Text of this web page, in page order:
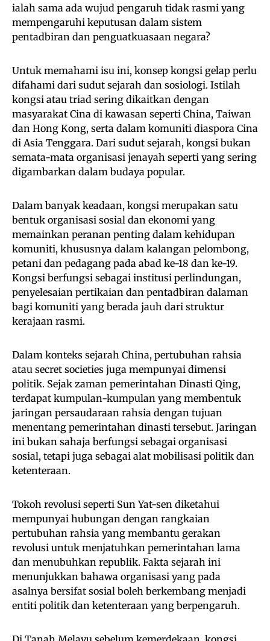
ialah sama ada wujud pengaruh tidak rasmi yang
mempengaruhi keputusan dalam sistem
pentadbiran dan penguatkuasaan negara?
Untuk memahami isu ini, konsep kongsi gelap perlu
difahami dari sudut sejarah dan sosiologi. Istilah
kongsi atau triad sering dikaitkan dengan
masyarakat Cina di kawasan seperti China, Taiwan
dan Hong Kong, serta dalam komuniti diaspora Cina
di Asia Tenggara. Dari sudut sejarah, kongsi bukan
semata-mata organisasi jenayah seperti yang sering
digambarkan dalam budaya popular.
Dalam banyak keadaan, kongsi merupakan satu
bentuk organisasi sosial dan ekonomi yang
memainkan peranan penting dalam kehidupan
komuniti, khususnya dalam kalangan pelombong,
petani dan pedagang pada abad ke-18 dan ke-19.
Kongsi berfungsi sebagai institusi perlindungan,
penyelesaian pertikaian dan pentadbiran dalaman
bagi komuniti yang berada jauh dari struktur
kerajaan rasmi.
Dalam konteks sejarah China, pertubuhan rahsia
atau secret societies juga mempunyai dimensi
politik. Sejak zaman pemerintahan Dinasti Qing,
terdapat kumpulan-kumpulan yang membentuk
jaringan persaudaraan rahsia dengan tujuan
menentang pemerintahan dinasti tersebut. Jaringan
ini bukan sahaja berfungsi sebagai organisasi
sosial, tetapi juga sebagai alat mobilisasi politik dan
ketenteraan.
Tokoh revolusi seperti Sun Yat-sen diketahui
mempunyai hubungan dengan rangkaian
pertubuhan rahsia yang membantu gerakan
revolusi untuk menjatuhkan pemerintahan lama
dan menubuhkan republik. Fakta sejarah ini
menunjukkan bahawa organisasi yang pada
asalnya bersifat sosial boleh berkembang menjadi
entiti politik dan ketenteraan yang berpengaruh.